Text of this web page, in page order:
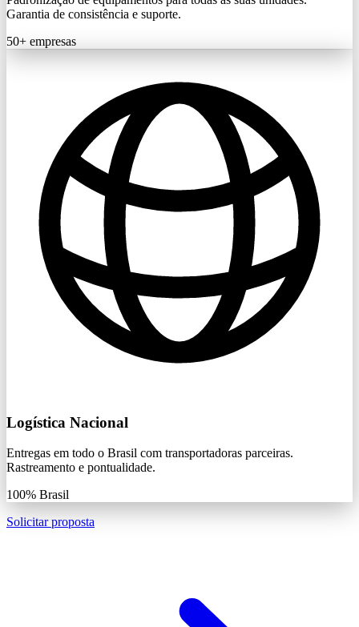
Garantia de consistência e suporte.
50+ empresas
Logística Nacional
Entregas em todo o Brasil com transportadoras parceiras.
Rastreamento e pontualidade.
100% Brasil
Solicitar proposta